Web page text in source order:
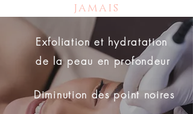
jamais
Exfoliation et hydratation
de la peau en profondeur
Diminution des point noires